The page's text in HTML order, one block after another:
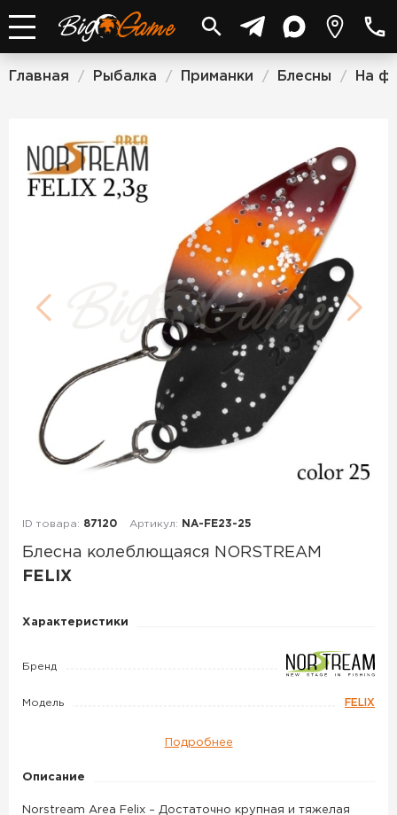
Главная / Рыбалка / Приманки / Блесны / На
ID товара: 87120 Артикул: NA-FE23-25
Блесна колеблющаяся NORSTREAM
FELIX
Блесна
NORSTREAM
Характеристики
Бренд
Модель FELIX
Подробнее
Описание
Norstream Area Felix – Достаточно крупная и тяжелая